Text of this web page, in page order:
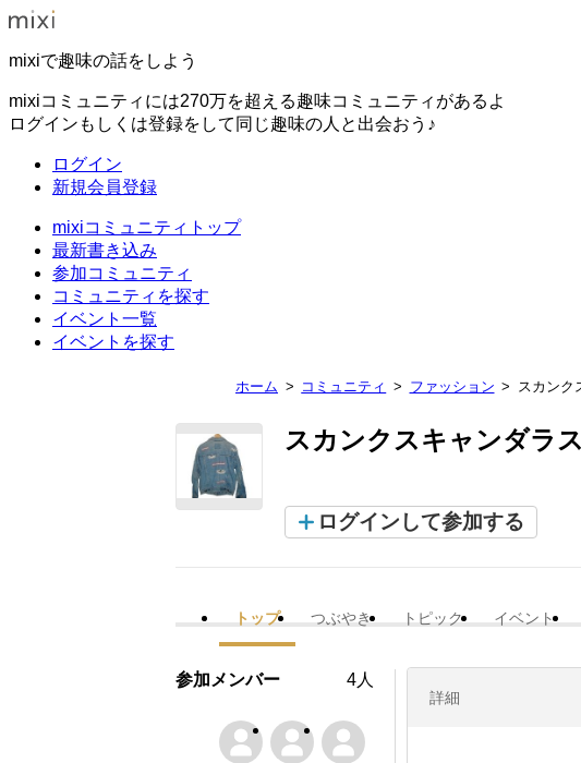
mixiで趣味の話をしよう
mixiコミュニティには270万を超える趣味コミュニティがあるよ
ログインもしくは登録をして同じ趣味の人と出会おう♪
ログイン
新規会員登録
mixiコミュニティトップ
最新書き込み
参加コミュニティ
コミュニティを探す
イベント一覧
イベントを探す
ホーム コミュニティ ファッション スカンク
スカンクスキャンダラス
ログインして参加する
トップ つぶやき トピック イベント
詳細
参加メンバー 4人